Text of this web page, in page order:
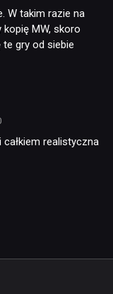
W takim razie na
MW, skoro
te gry od siebie
realistyczna